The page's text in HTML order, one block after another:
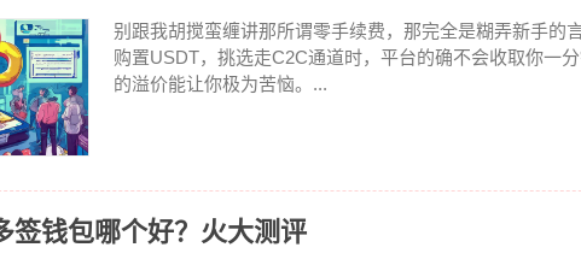
别跟我胡搅蛮缠讲那所谓零手续费，那完全是糊弄新手的
购置USDT，挑选走C2C通道时，平台的确不会收取你一
的溢价能让你极为苦恼。...
签钱包哪个好？火大测评